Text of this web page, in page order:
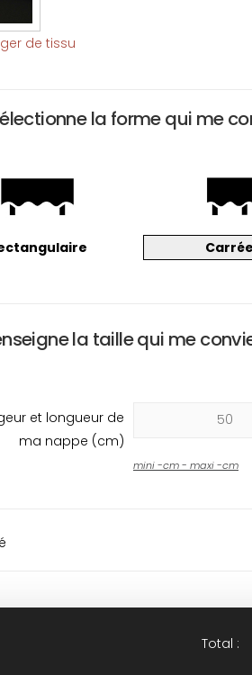
de tissu
la forme qui me
Carrée
la taille qui me
et longueur de
ma nappe (cm)
mini-cm - maxi-cm
Total :